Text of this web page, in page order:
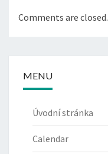
Comments are closed.
MENU
Úvodní stránka
Calendar